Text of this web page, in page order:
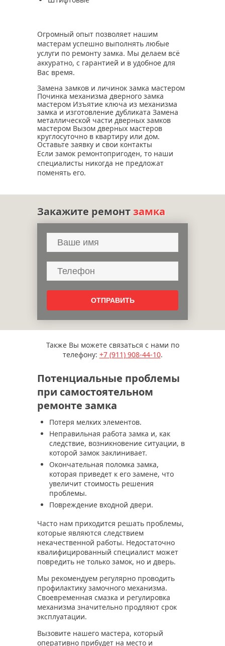
Огромный опыт позволяет нашим
мастерам успешно выполнять любые
услуги по ремонту замка. Мы делаем всё
аккуратно, с гарантией и в удобное для
Вас время.
Замена замков и личинок замка мастером
Починка механизма дверного замка
мастером Изъятие ключа из механизма
замка и изготовление дубликата Замена
металлической части дверных замков
мастером Вызом дверных мастеров
круглосуточно в квартиру или дом.
Оставьте заявку и свои контакты
Если замок ремонтопригоден, то наши
специалисты никогда не предложат
поменять его.
Закажите ремонтзамка
Также Вы можете связаться с нами по
телефону: +7 (911)908-44-10.
Потенциальные проблемы
при самостоятельном
ремонте замка
Потеря мелких элементов.
Неправильная работа замка и, как
следствие, возникновение ситуации, в
которой замок заклинивает.
Окончательная поломка замка,
которая приведет к его замене, что
увеличит стоимость решения
проблемы.
Повреждение входной двери.
Часто нам приходится решать проблемы,
которые являются следствием
некачественной работы. Недостаточно
квалифицированный специалист может
повредить не только замок, но и дверь.
Мы рекомендуем регулярно проводить
профилактику замочного механизма.
Своевременная смазка и регулировка
механизма значительно продляют срок
эксплуатации.
Вызовите нашего мастера, который
оперативно прибудет на место и